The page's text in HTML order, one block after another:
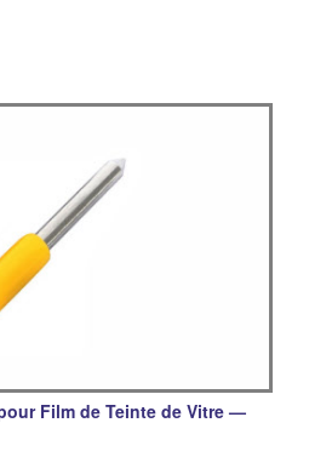
Film de Teinte de Vitre —